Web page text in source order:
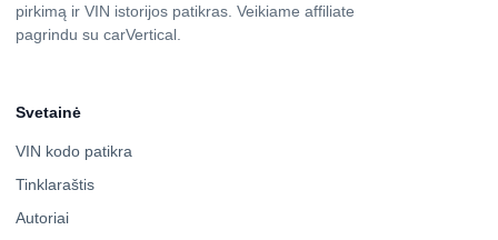
pirkimą ir VIN istorijos patikras. Veikiame affiliate
pagrindu su carVertical.
Svetainė
VIN kodo patikra
Tinklaraštis
Autoriai